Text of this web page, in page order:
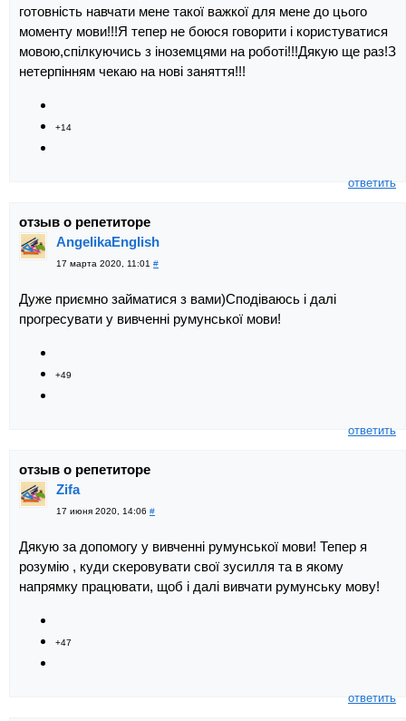
готовність навчати мене такої важкої для мене до цього
моменту мови!!!Я тепер не боюся говорити і користуватися
мовою,спілкуючись з іноземцями на роботі!!!Дякую ще раз!З
нетерпінням чекаю на нові заняття!!!
+14
ответить
отзыв о репетиторе
AngelikaEnglish
17 марта 2020, 11:01 #
Дуже приємно займатися з вами)Сподіваюсь і далі
прогресувати у вивченні румунської мови!
+49
ответить
отзыв о репетиторе
Zifa
17 июня 2020, 14:06 #
Дякую за допомогу у вивченні румунської мови! Тепер я
розумію , куди скеровувати свої зусилля та в якому
напрямку працювати, щоб і далі вивчати румунську мову!
+47
ответить